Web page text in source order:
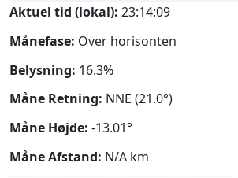
Aktuel tid (lokal): 23:14:10
Månefase: Over horisonten
Belysning: 16.3%
Måne Retning: NNE (21.0°)
Måne Højde: -13.01°
Måne Afstand: N/A km